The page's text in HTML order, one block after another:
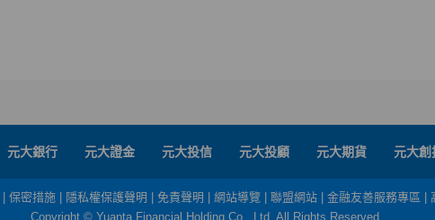
元大銀行 元大證金 元大投信 元大投顧 元大期貨 元大創
保密措施 隱私權保護聲明 免責聲明 網站導覽 聯盟網站 金融友善服務專區
Copyright © Yuanta Financial Holding Co., Ltd. All Rights Reserved.